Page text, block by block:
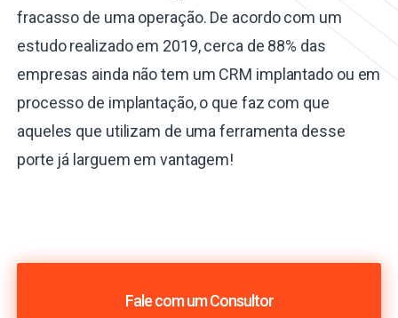
fracasso de uma operação. De acordo com um
estudo realizado em 2019, cerca de 88% das
empresas ainda não tem um CRM implantado ou em
processo de implantação, o que faz com que
aqueles que utilizam de uma ferramenta desse
porte já larguem em vantagem!
Fale com um Consultor